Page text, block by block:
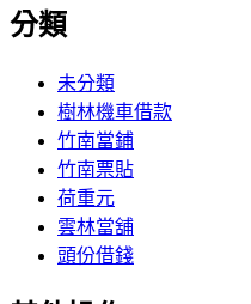
分類
未分類
樹林機車借款
竹南當鋪
竹南票貼
荷重元
雲林當舖
頭份借錢